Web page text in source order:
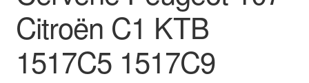
Vrakoviště Citroën
Citroën C1 KTB
1517C5 1517C9